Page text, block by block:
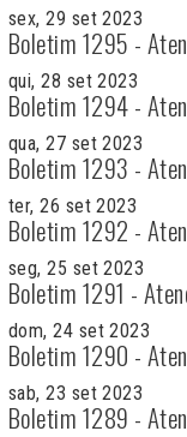
sex, 29 set 2023
Boletim 1295 -
qui, 28 set 2023
Boletim 1294 -
qua, 27 set 2023
Boletim 1293 -
ter, 26 set 2023
Boletim 1292 -
seg, 25 set 2023
Boletim 1291 -
dom, 24 set 2023
Boletim 1290 -
sab, 23 set 2023
Boletim 1289 -